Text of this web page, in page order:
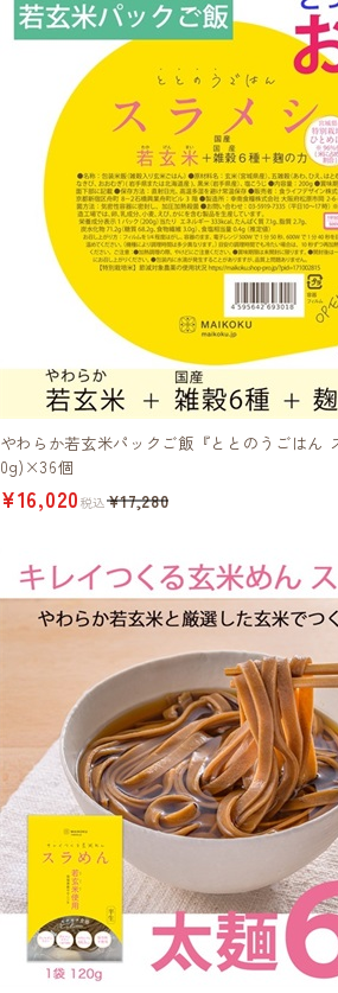
やわらか若玄米パックご飯『ととのうごはん
0g)×36個
¥16,020 税込¥17,280